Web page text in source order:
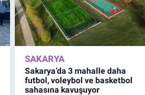
SAKARYA
Sakarya’da 3 mahalle daha
futbol, voleybol ve basketbol
sahasına kavuşuyor